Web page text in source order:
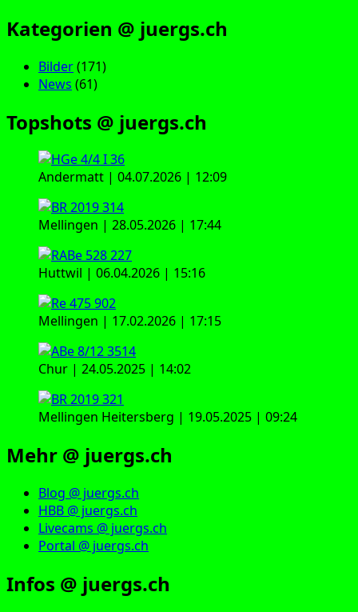
Kategorien @ juergs.ch
Bilder(171)
News (61)
Topshots @ juergs.ch
Andermatt | 04.07.2026 | 12:09
Mellingen | 28.05.2026 | 17:44
Huttwil | 06.04.2026 | 15:16
Mellingen | 17.02.2026 | 17:15
Chur | 24.05.2025 | 14:02
Mellingen Heitersberg | 19.05.2025 | 09:24
Mehr @ juergs.ch
Blog @ juergs.ch
HBB @ juergs.ch
Livecams @ juergs.ch
Portal @ juergs.ch
Infos @ juergs.ch